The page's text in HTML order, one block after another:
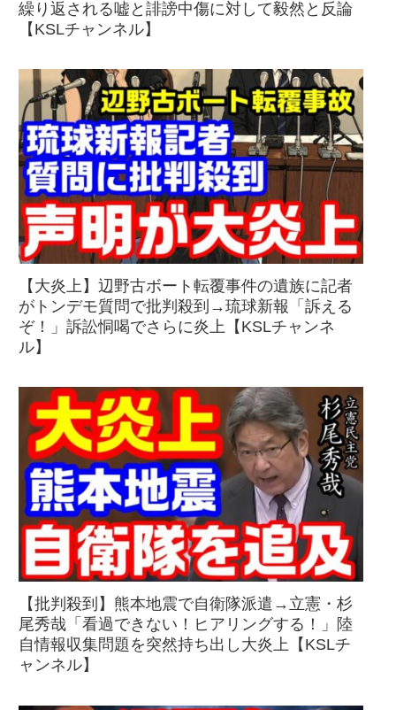
繰り返される嘘と誹謗中傷に対して毅然と反論
【KSLチャンネル】
【大炎上】辺野古ボート転覆事件の遺族に記者
がトンデモ質問で批判殺到→琉球新報「訴える
ぞ！」訴訟恫喝でさらに炎上【KSLチャンネ
ル】
【批判殺到】熊本地震で自衛隊派遣→立憲・杉
尾秀哉「看過できない！ヒアリングする！」陸
自情報収集問題を突然持ち出し大炎上【KSLチ
ャンネル】